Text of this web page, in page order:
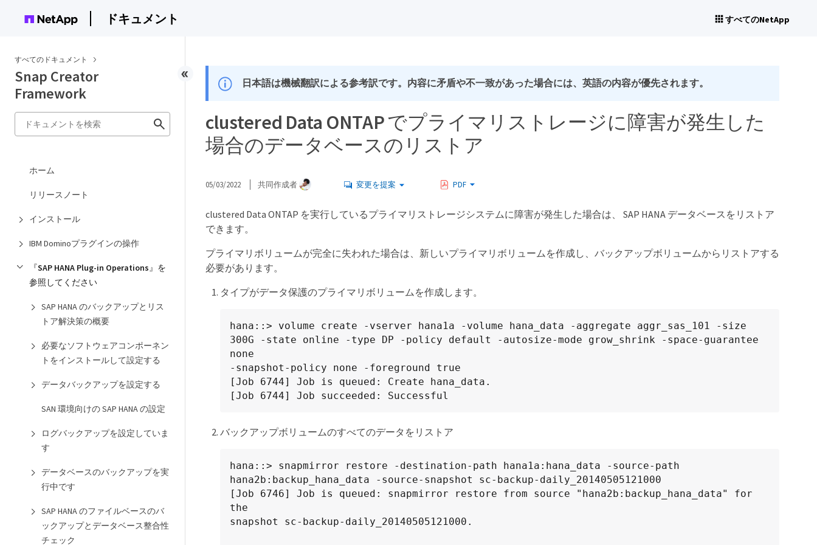
ドキュメント すべてのNetApp
すべてのドキュメント
Snap Creator
Framework
ホーム
リリースノート
インストール
IBM Dominoプラグインの操作
『SAP HANA Plug-in Operations』を
参照してください
SAP HANA のバックアップとリス
トア解決策の概要
必要なソフトウェアコンポーネン
トをインストールして設定する
データバックアップを設定する
SAN 環境向けの SAP HANA の設定
ログバックアップを設定していま
す
データベースのバックアップを実
行中です
SAP HANA のファイルベースのバ
ックアップとデータベース整合性
チェック
日本語は機械翻訳による参考訳です。内容に矛盾や不一致があった場合には、英語の内容が優先されます。
clustered Data ONTAP でプライマリストレージに障害が発生した
場合のデータベースのリストア
05/03/2022 共同作成者 変更を提案 PDF
clustered Data ONTAP を実行しているプライマリストレージシステムに障害が発生した場合は、 SAP HANA データベースをリストア
できます。
プライマリボリュームが完全に失われた場合は、新しいプライマリボリュームを作成し、バックアップボリュームからリストアする
必要があります。
タイプがデータ保護のプライマリボリュームを作成します。
hana::> volume create -vserver hana1a -volume hana_data -aggregate aggr_sas_101 -size
300G -state online -type DP -policy default -autosize-mode grow_shrink -space-guarantee
none
-snapshot-policy none -foreground true
[Job 6744] Job is queued: Create hana_data.
[Job 6744] Job succeeded: Successful
バックアップボリュームのすべてのデータをリストア
hana::> snapmirror restore -destination-path hana1a:hana_data -source-path
hana2b:backup_hana_data -source-snapshot sc-backup-daily_20140505121000
[Job 6746] Job is queued: snapmirror restore from source "hana2b:backup_hana_data" for
the
snapshot sc-backup-daily_20140505121000.